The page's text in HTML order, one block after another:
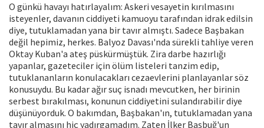
O günkü havayı hatırlayalım: Askeri vesayetin kırılmasını
isteyenler, davanın ciddiyeti kamuoyu tarafından idrak edilsin
diye, tutuklamadan yana bir tavır almıştı. Sadece Başbakan
değil hepimiz, herkes. Balyoz Davası'nda sürekli tahliye veren
Oktay Kuban'a ateş püskürmüştük. Zira darbe hazırlığı
yapanlar, gazeteciler için ölüm listeleri tanzim edip,
tutuklananların konulacakları cezaevlerini planlayanlar söz
konusuydu. Bu kadar ağır suç isnadı mevcutken, her birinin
serbest bırakılması, konunun ciddiyetini sulandırabilir diye
düşünüyorduk. O bakımdan, Başbakan'ın, tutuklamadan yana
tavır almasını hiç yadırgamadım. Zaten İlker Başbuğ'un